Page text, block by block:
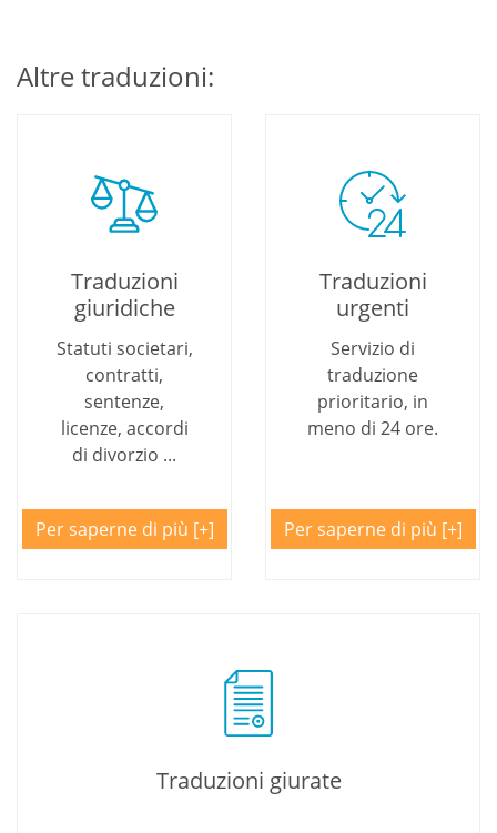
Altre traduzioni:
Traduzioni
giuridiche
Statuti societari,
contratti,
sentenze,
licenze, accordi
di divorzio ...
Per saperne di più
Traduzioni
urgenti
Servizio di
traduzione
prioritario, in
meno di 24 ore.
Per saperne di più
Traduzioni giurate